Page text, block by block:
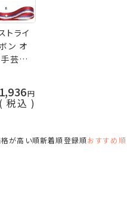
トライ
ン オ
芸の
1,936
税込
が高い順新着順登録順おすすめ順